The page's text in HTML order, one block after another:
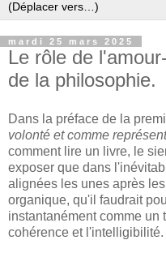
mardi 25 mars 2025
Le rôle de
de la philosophie.
Dans la préface de la
volonté et comme
comment lire un livre, le
exposer que dans
alignées les unes après
organique, qu'il faudrait
instantanément comme un
cohérence et